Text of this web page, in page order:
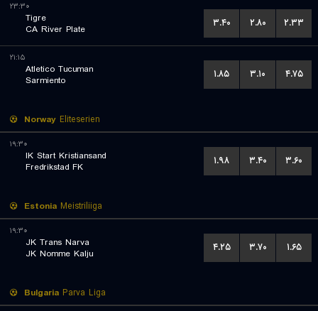
۲۳:۳۰
Tigre
CA River Plate
۳.۴۰ ۲.۸۰ ۲.۳۳
۲۱:۱۵
Atletico Tucuman
Sarmiento
۱.۸۵ ۳.۱۰ ۴.۷۵
Norway Eliteserien
۱۹:۳۰
IK Start Kristiansand
Fredrikstad FK
۱.۹۸ ۳.۴۰ ۳.۶۰
Estonia Meistriliiga
۱۹:۳۰
JK Trans Narva
JK Nomme Kalju
۴.۲۵ ۳.۷۰ ۱.۶۵
Bulgaria Parva Liga